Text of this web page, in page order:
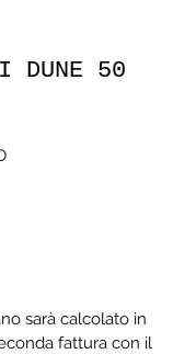
DUNE 50
sarà calcolato in
fattura con il